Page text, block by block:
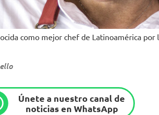
como mejor chef de Latinoamérica por
Únete a nuestro canal de
noticias en WhatsApp